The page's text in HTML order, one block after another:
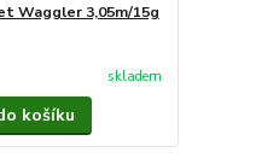
Waggler 3,05m/15g
skladem
košíku